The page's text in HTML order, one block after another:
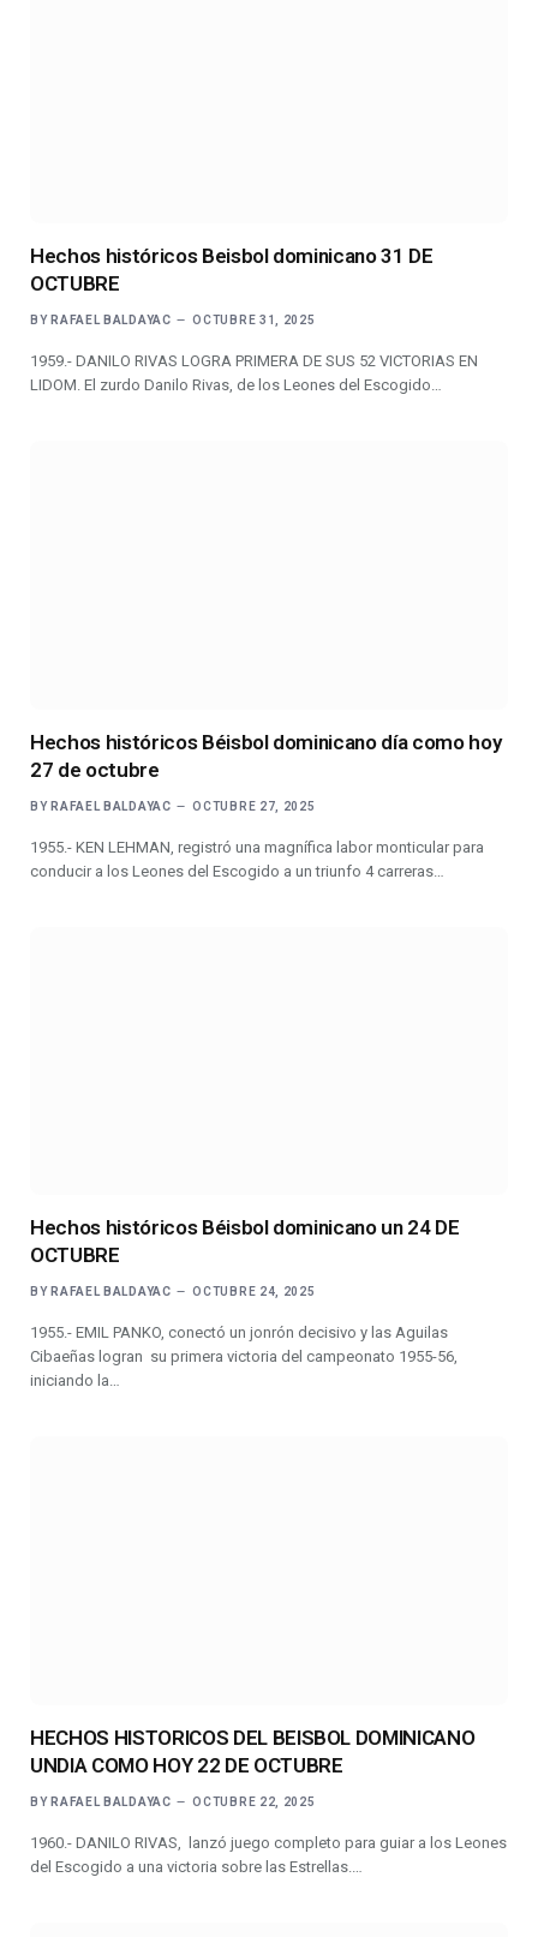
Hechos históricos Beisbol dominicano 31 DE
OCTUBRE
BY RAFAEL BALDAYAC OCTUBRE 31, 2025
1959.- DANILO RIVAS LOGRA PRIMERA DE SUS 52 VICTORIAS EN
LIDOM. El zurdo Danilo Rivas, de los Leones del Escogido…
Hechos históricos Béisbol dominicano día como hoy
27 de octubre
BY RAFAEL BALDAYAC OCTUBRE 27, 2025
1955.- KEN LEHMAN, registró una magnífica labor monticular para
conducir a los Leones del Escogido a un triunfo 4 carreras…
Hechos históricos Béisbol dominicano un 24 DE
OCTUBRE
BY RAFAEL BALDAYAC OCTUBRE 24, 2025
1955.- EMIL PANKO, conectó un jonrón decisivo y las Aguilas
Cibaeñas logran su primera victoria del campeonato 1955-56,
iniciando la…
HECHOS HISTORICOS DEL BEISBOL DOMINICANO
UNDIA COMO HOY 22 DE OCTUBRE
BY RAFAEL BALDAYAC OCTUBRE 22, 2025
1960.- DANILO RIVAS, lanzó juego completo para guiar a los Leones
del Escogido a una victoria sobre las Estrellas.…